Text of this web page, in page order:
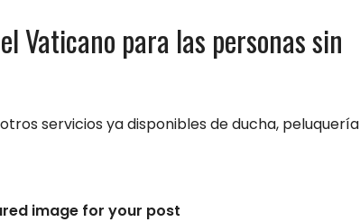
Vaticano para las personas sin
servicios ya disponibles de ducha, peluquería
image for your post